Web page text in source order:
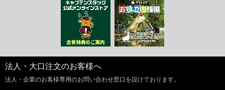
法人・大口注文のお客様へ
法人・企業のお客様専用のお問い合わせ窓口を設けております。